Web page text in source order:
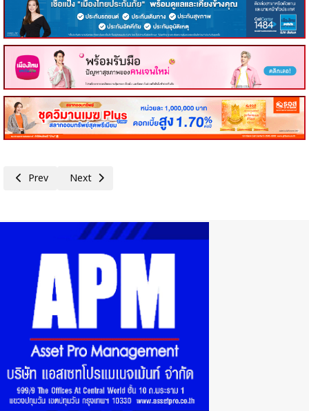
Previous article: 'อัสสเดช คงสิริ'นักลงทุนต่างชาติกลับมาสนใจตลาดทุนไทย
Prev Next article: กองทุน 1,000 ล้านบาท : ตัวช่วยมาแล้ว!!
Next